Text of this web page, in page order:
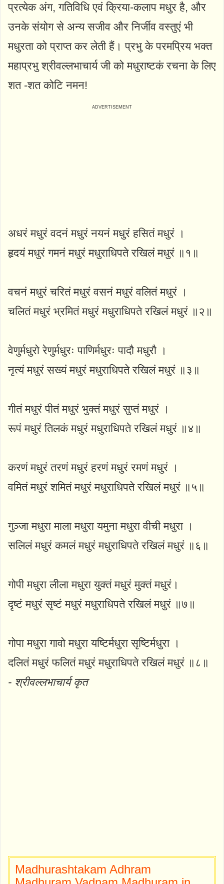
प्रत्येक अंग, गतिविधि एवं क्रिया-कलाप मधुर है, और
उनके संयोग से अन्य सजीव और निर्जीव वस्तुएं भी
मधुरता को प्राप्त कर लेती हैं। प्रभु के परमप्रिय भक्त
महाप्रभु श्रीवल्लभाचार्य जी को मधुराष्टकं रचना के लिए
शत -शत कोटि नमन!
अधरं मधुरं वदनं मधुरं नयनं मधुरं हसितं मधुरं ।
हृदयं मधुरं गमनं मधुरं मधुराधिपते रखिलं मधुरं ॥१॥
वचनं मधुरं चरितं मधुरं वसनं मधुरं वलितं मधुरं ।
चलितं मधुरं भ्रमितं मधुरं मधुराधिपते रखिलं मधुरं ॥२॥
वेणुर्मधुरो रेणुर्मधुरः पाणिर्मधुरः पादौ मधुरौ ।
नृत्यं मधुरं सख्यं मधुरं मधुराधिपते रखिलं मधुरं ॥३॥
गीतं मधुरं पीतं मधुरं भुक्तं मधुरं सुप्तं मधुरं ।
रूपं मधुरं तिलकं मधुरं मधुराधिपते रखिलं मधुरं ॥४॥
करणं मधुरं तरणं मधुरं हरणं मधुरं रमणं मधुरं ।
वमितं मधुरं शमितं मधुरं मधुराधिपते रखिलं मधुरं ॥५॥
गुञ्जा मधुरा माला मधुरा यमुना मधुरा वीची मधुरा ।
सलिलं मधुरं कमलं मधुरं मधुराधिपते रखिलं मधुरं ॥६॥
गोपी मधुरा लीला मधुरा युक्तं मधुरं मुक्तं मधुरं।
दृष्टं मधुरं सृष्टं मधुरं मधुराधिपते रखिलं मधुरं ॥७॥
गोपा मधुरा गावो मधुरा यष्टिर्मधुरा सृष्टिर्मधुरा ।
दलितं मधुरं फलितं मधुरं मधुराधिपते रखिलं मधुरं ॥८॥
- श्रीवल्लभाचार्य कृत
Madhurashtakam Adhram